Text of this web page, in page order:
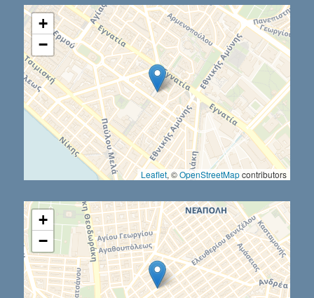
+
−
Leaflet, ©OpenStreetMapcontributors
+
−